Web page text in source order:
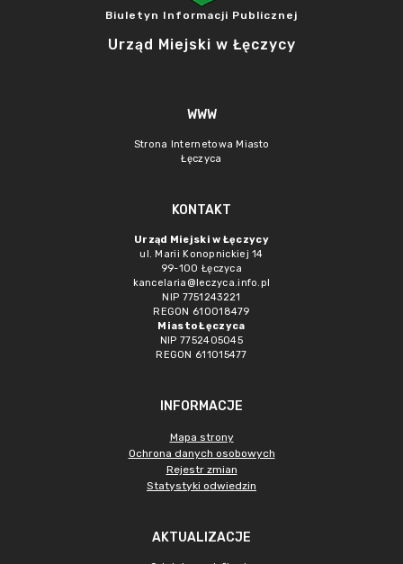
Biuletyn Informacji Publicznej
Urząd Miejski w Łęczycy
WWW
Strona Internetowa Miasto
Łęczyca
KONTAKT
Urząd Miejski w Łęczycy
ul. Marii Konopnickiej 14
99-100 Łęczyca
kancelaria@leczyca.info.pl
NIP 7751243221
REGON 610018479
Miasto Łęczyca
NIP 7752405045
REGON 611015477
INFORMACJE
Mapa strony
Ochrona danych osobowych
Rejestr zmian
Statystyki odwiedzin
AKTUALIZACJE